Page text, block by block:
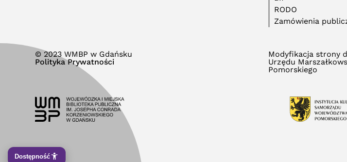
RODO
Zamówienia
© 2023 WMBP w Gdańsku
Polityka Prywatności
Modyfikacja strony
Urzędu
Pomorskiego
Dostępność